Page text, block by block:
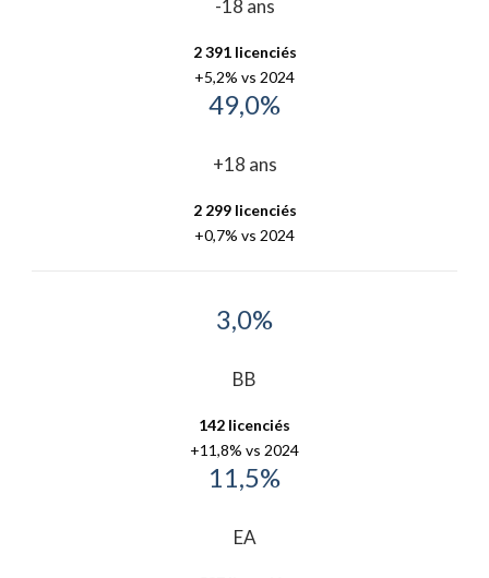
-18 ans
2 391 licenciés
+5,2% vs 2024
49,0%
+18 ans
2 299 licenciés
+0,7% vs 2024
3,0%
BB
142 licenciés
+11,8% vs 2024
11,5%
EA